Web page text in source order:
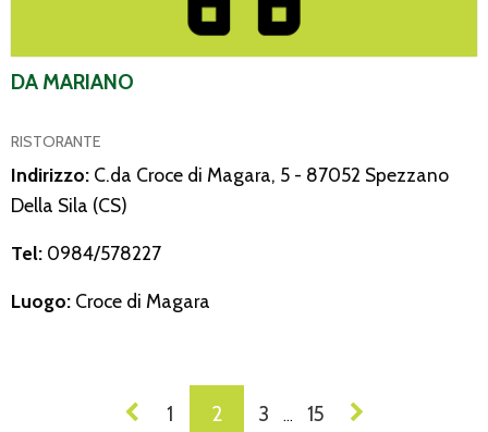
DA MARIANO
RISTORANTE
Indirizzo: C.da Croce di Magara, 5 - 87052 Spezzano
Della Sila (CS)
Tel: 0984/578227
Luogo: Croce di Magara
NAVIGAZIONE
1 2 3 … 15